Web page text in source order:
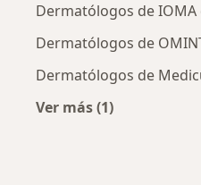
Dermatólogos de IOMA
Dermatólogos de
Dermatólogos de
Ver más (1)